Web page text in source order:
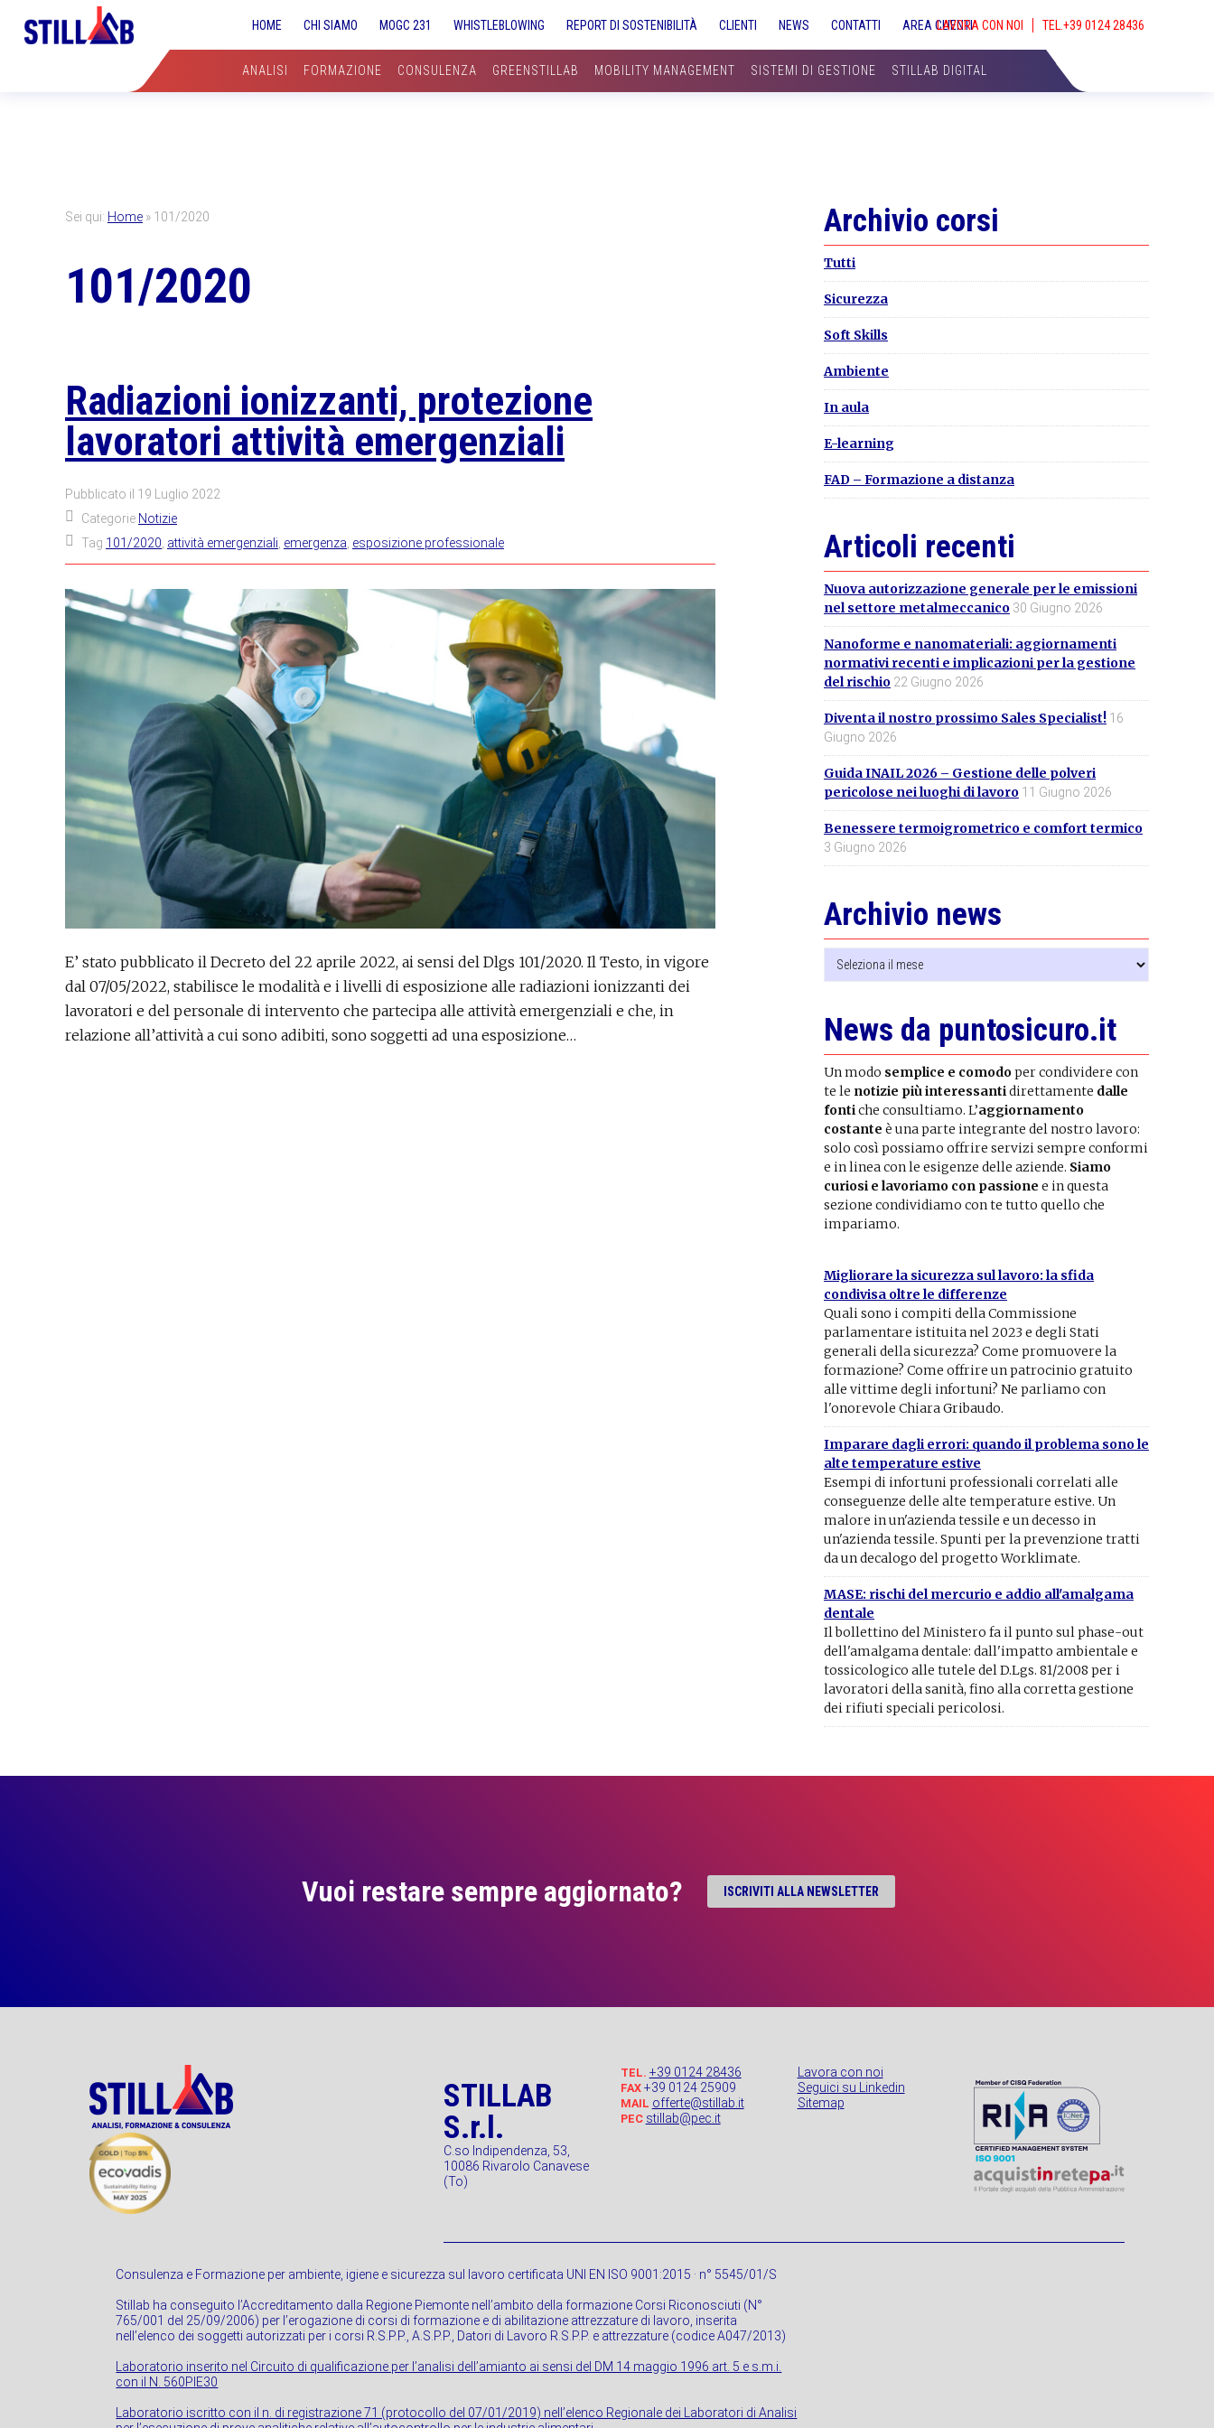
HOME CHI SIAMO MOGC 231 WHISTLEBLOWING REPORT DI SOSTENIBILITÀ CLIENTI NEWS CONTATTI AREA CLIENTILAVORA CON NOI
ANALISI
FORMAZIONE CONSULENZA GREENSTILLAB MOBILITY MANAGEMENT SISTEMI DI GESTIONE STILLAB DIGITAL
Sei qui: Home » 101/2020
101/2020
Radiazioni ionizzanti, protezione
lavoratori attività emergenziali
Pubblicato il 19 Luglio 2022
Categorie Notizie
Tag 101/2020 attività emergenziali emergenza esposizione professionale
E’ stato pubblicato il Decreto del 22 aprile 2022, ai sensi del Dlgs 101/2020. Il Testo, in vigore
dal 07/05/2022, stabilisce le modalità e i livelli di esposizione alle radiazioni ionizzanti dei
lavoratori e del personale di intervento che partecipa alle attività emergenziali e che, in
relazione all’attività a cui sono adibiti, sono soggetti ad una esposizione…
Primary
Sidebar
Archivio corsi
Tutti
Sicurezza
Soft Skills
Ambiente
In aula
E-learning
FAD – Formazione a distanza
Articoli recenti
Nuova autorizzazione generale per le emissioni
nel settore metalmeccanico 30 Giugno 2026
Nanoforme e nanomateriali: aggiornamenti
normativi recenti e implicazioni per la gestione
del rischio 22 Giugno 2026
Diventa il nostro prossimo Sales Specialist! 16
Giugno 2026
Guida INAIL 2026 – Gestione delle polveri
pericolose nei luoghi di lavoro 11 Giugno 2026
Benessere termoigrometrico e comfort termico
3 Giugno 2026
Archivio news
Archivio
news
News da puntosicuro.it
Un modo semplice e comodoper condividere con
te le notizie più interessantidirettamente dalle
fontiche consultiamo. L’aggiornamento
costante è una parte integrante del nostro lavoro:
solo così possiamo offrire servizi sempre conformi
e in linea con le esigenze delle aziende. Siamo
curiosi e lavoriamo con passione e in questa
sezione condividiamo con te tutto quello che
impariamo.
Migliorare la sicurezza sul lavoro: la sfida
condivisa oltre le differenze
Quali sono i compiti della Commissione
parlamentare istituita nel 2023 e degli Stati
generali della sicurezza? Come promuovere la
formazione? Come offrire un patrocinio gratuito
alle vittime degli infortuni? Ne parliamo con
l'onorevole Chiara Gribaudo.
Imparare dagli errori: quando il problema sono le
alte temperature estive
Esempi di infortuni professionali correlati alle
conseguenze delle alte temperature estive. Un
malore in un'azienda tessile e un decesso in
un'azienda tessile. Spunti per la prevenzione tratti
da un decalogo del progetto Worklimate.
MASE: rischi del mercurio e addio all'amalgama
dentale
Il bollettino del Ministero fa il punto sul phase-out
dell'amalgama dentale: dall'impatto ambientale e
tossicologico alle tutele del D.Lgs. 81/2008 per i
lavoratori della sanità, fino alla corretta gestione
dei rifiuti speciali pericolosi.
Vuoi restare sempre aggiornato? ISCRIVITI ALLA NEWSLETTER
STILLAB
S.r.l.
C.so Indipendenza, 53,
10086 Rivarolo Canavese
(To)
TEL. +39 0124 28436
FAX+39 0124 25909
MAIL offerte@stillab.it
PEC stillab@pec.it
Lavora con noi
Seguici su Linkedin
Sitemap
Consulenza e Formazione per ambiente, igiene e sicurezza sul lavoro certificata UNI EN ISO 9001:2015 · n° 5545/01/S
Stillab ha conseguito l’Accreditamento dalla Regione Piemonte nell’ambito della formazione Corsi Riconosciuti (N°
765/001 del 25/09/2006) per l’erogazione di corsi di formazione e di abilitazione attrezzature di lavoro, inserita
nell’elenco dei soggetti autorizzati per i corsi R.S.P.P., A.S.P.P., Datori di Lavoro R.S.P.P. e attrezzature (codice A047/2013)
Laboratorio inserito nel Circuito di qualificazione per l’analisi dell’amianto ai sensi del DM 14 maggio 1996 art. 5 e s.m.i.
con il N. 560PIE30
Laboratorio iscritto con il n. di registrazione 71 (protocollo del 07/01/2019) nell’elenco Regionale dei Laboratori di Analisi